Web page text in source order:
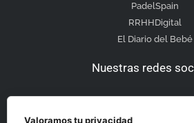
PadelSpain
RRHHDigital
El Diario del Bebé
Nuestras redes
Valoramos tu privacidad